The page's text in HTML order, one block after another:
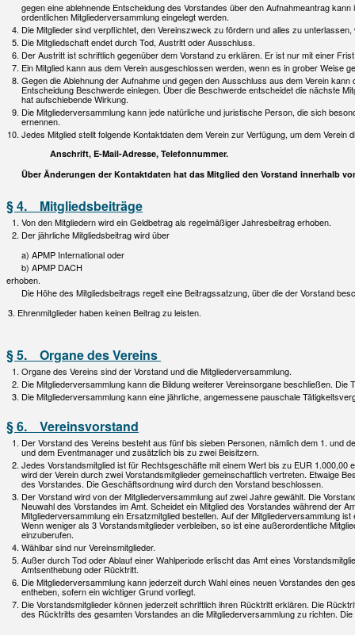
gegen eine ablehnende Entscheidung des Vorstandes über den Aufnahmeantrag
ordentlichen Mitgliederversammlung eingelegt werden.
Die Mitglieder sind verpflichtet, den Vereinszweck zu fördern und alles zu
Die Mitgliedschaft endet durch Tod, Austritt oder Ausschluss.
Der Austritt ist schriftlich gegenüber dem Vorstand zu erklären. Er ist nur mit einer
Ein Mitglied kann aus dem Verein ausgeschlossen werden, wenn es in grober Weise
Gegen die Ablehnung der Aufnahme und gegen den Ausschluss aus dem Verein
Entscheidung Beschwerde einlegen. Über die Beschwerde entscheidet die nächste
hat aufschiebende Wirkung.
Die Mitgliederversammlung kann jede natürliche und juristische Person, die sich
ernennen.
Jedes Mitglied stellt folgende Kontaktdaten dem Verein zur Verfügung, um dem Verein
Anschrift, E-Mail-Adresse, Telefonnummer.
Über Änderungen der Kontaktdaten hat das Mitglied den Vorstand innerhalb
§ 4. Mitgliedsbeiträge
Von den Mitgliedern wird ein Geldbetrag als regelmäßiger Jahresbeitrag erhoben.
Der jährliche Mitgliedsbeitrag wird über
APMP International oder
APMP DACH
erhoben.
Die Höhe des Mitgliedsbeitrags regelt eine Beitragssatzung, über die der Vorstand
3. Ehrenmitglieder haben keinen Beitrag zu leisten.
§ 5. Organe des Vereins
Organe des Vereins sind der Vorstand und die Mitgliederversammlung.
Die Mitgliederversammlung kann die Bildung weiterer Vereinsorgane beschließen.
Die Mitgliederversammlung kann eine jährliche, angemessene pauschale
§ 6. Vereinsvorstand
Der Vorstand des Vereins besteht aus fünf bis sieben Personen, nämlich dem 1. und
und dem Eventmanager und zusätzlich bis zu zwei Beisitzern.
Jedes Vorstandsmitglied ist für Rechtsgeschäfte mit einem Wert bis zu EUR
wird der Verein durch zwei Vorstandsmitglieder gemeinschaftlich vertreten. Etwaige
des Vorstandes. Die Geschäftsordnung wird durch den Vorstand beschlossen.
Der Vorstand wird von der Mitgliederversammlung auf zwei Jahre gewählt. Die
Neuwahl des Vorstandes im Amt. Scheidet ein Mitglied des Vorstandes während der
Mitgliederversammlung ein Ersatzmitglied bestellen. Auf der Mitgliederversammlung
Wenn weniger als 3 Vorstandsmitglieder verbleiben, so ist eine außerordentliche
einzuberufen.
Wählbar sind nur Vereinsmitglieder.
Außer durch Tod oder Ablauf einer Wahlperiode erlischt das Amt eines
Amtsenthebung oder Rücktritt.
Die Mitgliederversammlung kann jederzeit durch Wahl eines neuen Vorstandes den
entheben, sofern ein wichtiger Grund vorliegt.
Die Vorstandsmitglieder können jederzeit schriftlich ihren Rücktritt erklären. Die
des Rücktritts des gesamten Vorstandes an die Mitgliederversammlung zu richten.